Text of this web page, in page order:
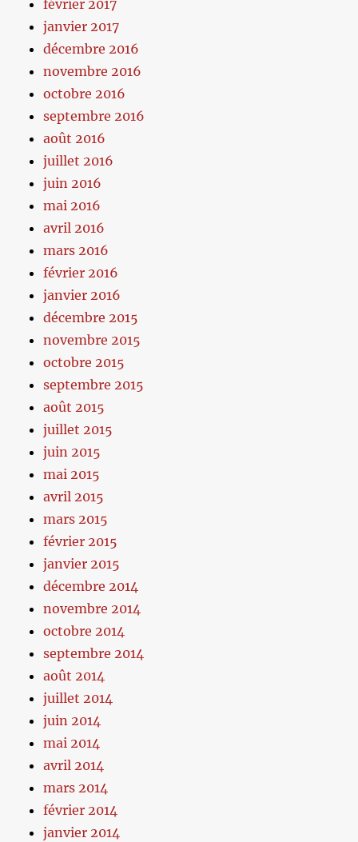
février 2017
janvier 2017
décembre 2016
novembre 2016
octobre 2016
septembre 2016
août 2016
juillet 2016
juin 2016
mai 2016
avril 2016
mars 2016
février 2016
janvier 2016
décembre 2015
novembre 2015
octobre 2015
septembre 2015
août 2015
juillet 2015
juin 2015
mai 2015
avril 2015
mars 2015
février 2015
janvier 2015
décembre 2014
novembre 2014
octobre 2014
septembre 2014
août 2014
juillet 2014
juin 2014
mai 2014
avril 2014
mars 2014
février 2014
janvier 2014